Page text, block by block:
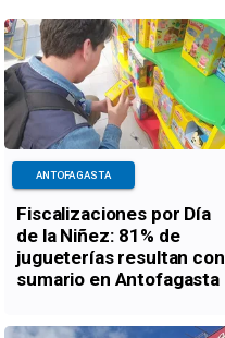
Fiscalizaciones por Día
de la Niñez: 81% de
jugueterías resultan con
sumario en Antofagasta
ANTOFAGASTA